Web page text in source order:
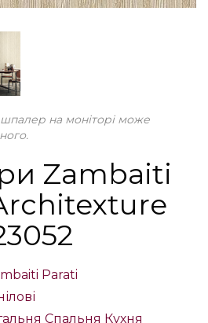
на моніторі може
Zambaiti
Parati
Спальня Кухня